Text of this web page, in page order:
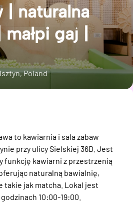
| naturalna
gaj |
Poland
to kawiarnia i sala zabaw
przy ulicy Sielskiej 36D. Jest
funkcję kawiarni z przestrzenią
naturalną bawialnię,
takie jak matcha. Lokal jest
10:00-19:00.